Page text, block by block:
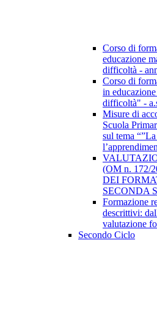
Corso di
educazione
difficoltà -
Corso di
in
difficoltà" -
Misure di
Scuola
sul tema
(OM n. 172/
DEI
SECONDA
Formazione
descrittivi:
valutazione
Secondo Ciclo